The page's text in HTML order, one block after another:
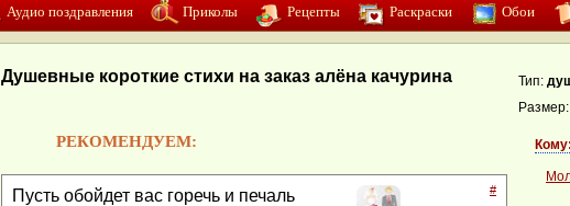
Аудио поздравления Приколы Рецепты Раскраски Обои
Душевные короткие стихи на заказ алёна качурина
РЕКОМЕНДУЕМ:
Пусть обойдет вас горечь и печаль
#
Тип:
Размер:
Кому: